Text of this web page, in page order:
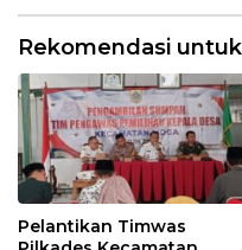
Rekomendasi
Pelantikan Timwas